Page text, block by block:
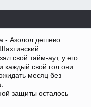
- Азолол дешево
свой тайм-аут, у его
каждый свой гол они
месяц без
защиты осталось